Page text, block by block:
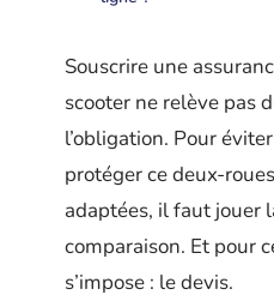
Souscrire une
scooter ne relève pas
l’obligation. Pour
protéger ce deux-
adaptées, il faut jouer
comparaison. Et pour
s’impose : le devis.